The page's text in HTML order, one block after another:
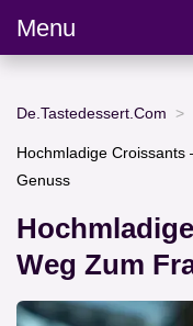
Menu
De.Tastedessert.Com
Hochmladige Croissants
Genuss
Weg Zum